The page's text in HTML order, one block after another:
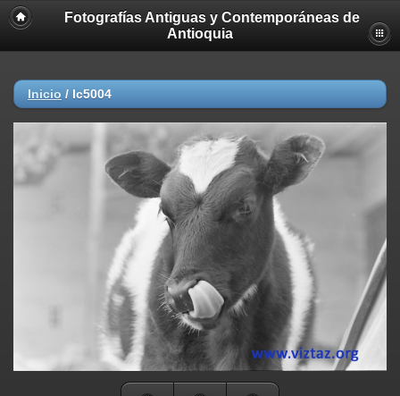
Fotografías Antiguas y Contemporáneas de
Antioquia
Inicio / lc5004